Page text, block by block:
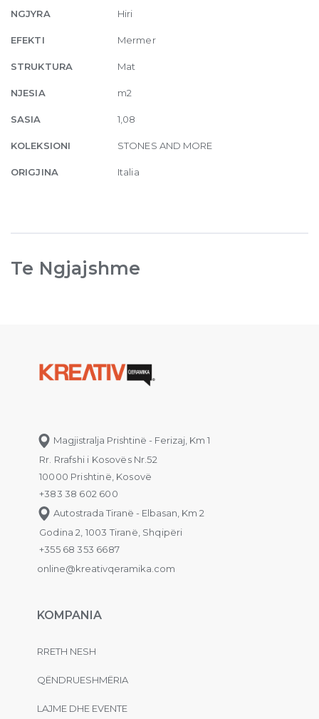
60
quantity
NGJYRA Hiri
EFEKTI Mermer
STRUKTURA Mat
NJESIA m2
SASIA 1,08
KOLEKSIONI STONES AND MORE
ORIGJINA Italia
Te Ngjajshme
Magjistralja Prishtinë - Ferizaj, Km 1
Rr. Rrafshi i Kosovës Nr.52
10000 Prishtinë, Kosovë
+383 38 602 600
Autostrada Tiranë - Elbasan, Km 2
Godina 2, 1003 Tiranë, Shqipëri
+355 68 353 6687
online@kreativqeramika.com
KOMPANIA
RRETH NESH
QËNDRUESHMËRIA
LAJME DHE EVENTE